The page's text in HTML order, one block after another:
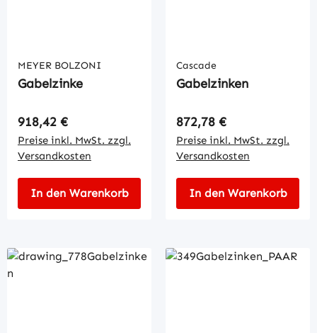
MEYER BOLZONI
Gabelzinke
Regulärer Preis:
918,42 €
Preise inkl. MwSt. zzgl.
Versandkosten
In den Warenkorb
Cascade
Gabelzinken
Regulärer Preis:
872,78 €
Preise inkl. MwSt. zzgl.
Versandkosten
In den Warenkorb